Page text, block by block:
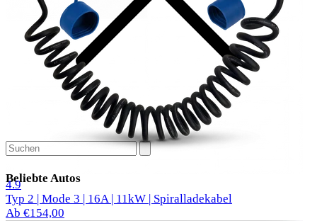
Beliebte Autos
4.927 Bewertungen
Typ 2 | Mode 3 | 16A | 11kW | Spiralladekabel
Ab €154,00